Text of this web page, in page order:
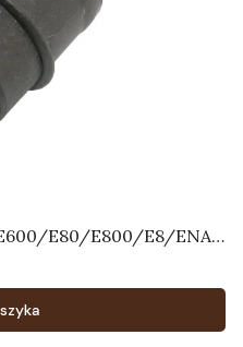
E80/E800/E8/ENA3
XJ6/XJ9/WE50/WE6/